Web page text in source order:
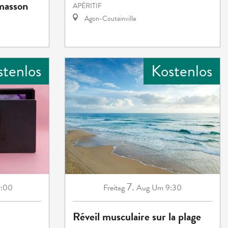
APÉRITIF
Agon-Coutainville
Kostenlos
Freitag7. Aug Um 9:30
Réveil musculaire sur la plage